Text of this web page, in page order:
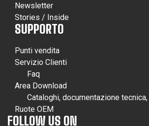
Newsletter
Stories / Inside
SUPPORTO
Punti vendita
Servizio Clienti
Faq
Area Download
Cataloghi, documentazione
Ruote OEM
FOLLOW US ON